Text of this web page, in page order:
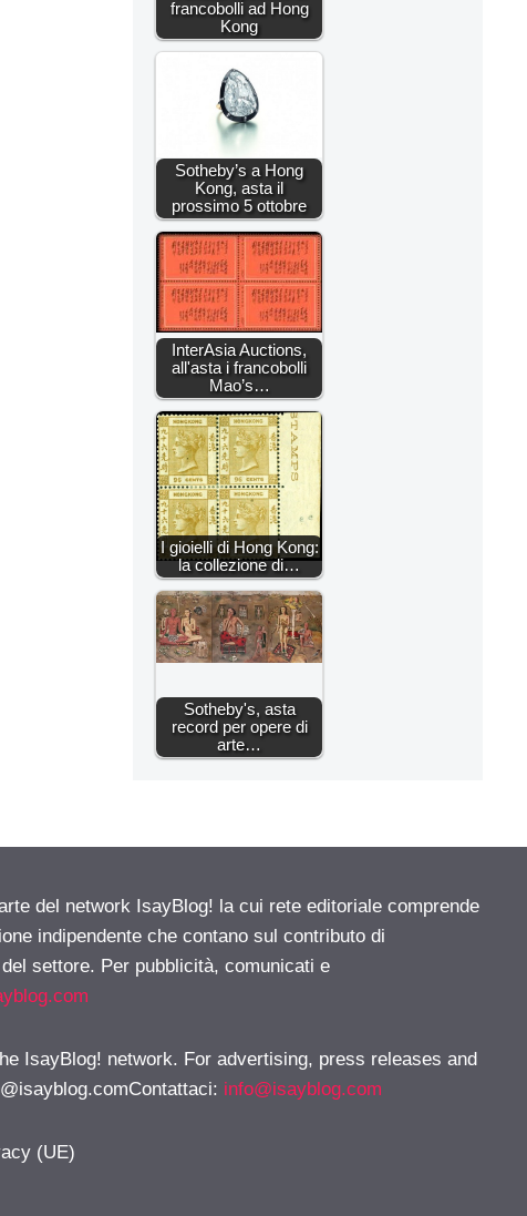
francobolli ad Hong
Kong
Sotheby’s a Hong
Kong, asta il
prossimo 5 ottobre
InterAsia Auctions,
all'asta i francobolli
Mao’s…
I gioielli di Hong Kong:
la collezione di…
Sotheby's, asta
record per opere di
arte…
del network IsayBlog! la cui rete editoriale comprende
indipendente che contano sul contributo di
settore. Per pubblicità, comunicati e
IsayBlog! network. For advertising, press releases and
: info@isayblog.com
(UE)